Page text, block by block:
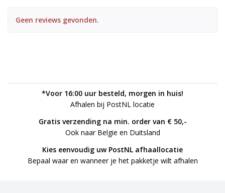
Geen reviews gevonden.
*Voor 16:00 uur besteld, morgen in huis!
Afhalen bij PostNL locatie
Gratis verzending na min. order van € 50,-
Ook naar Belgie en Duitsland
Kies eenvoudig uw PostNL afhaallocatie
Bepaal waar en wanneer je het pakketje wilt afhalen